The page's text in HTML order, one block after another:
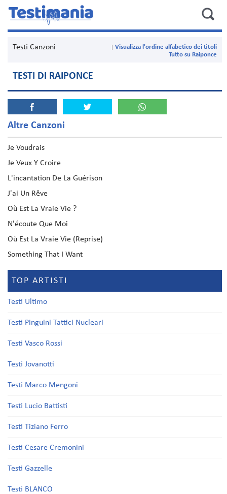
Testi Canzoni
Visualizza l'ordine alfabetico dei titoli
Tutto su Raiponce
TESTI DI RAIPONCE
Altre Canzoni
Je Voudrais
Je Veux Y Croire
L'incantation De La Guérison
J'ai Un Rêve
Où Est La Vraie Vie ?
N'écoute Que Moi
Où Est La Vraie Vie (Reprise)
Something That I Want
TOP ARTISTI
Testi Ultimo
Testi Pinguini Tattici Nucleari
Testi Vasco Rossi
Testi Jovanotti
Testi Marco Mengoni
Testi Lucio Battisti
Testi Tiziano Ferro
Testi Cesare Cremonini
Testi Gazzelle
Testi BLANCO